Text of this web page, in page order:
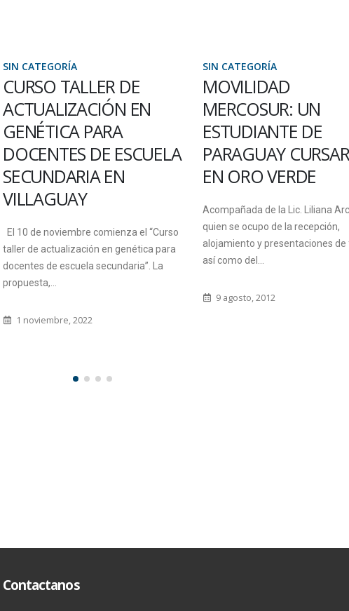
SIN CATEGORÍA
MOVILIDAD
MERCOSUR: UN
ESTUDIANTE DE
PARAGUAY CURSARÁ
EN ORO VERDE
quien se ocupo de la recepción,
alojamiento y presentaciones de forma,
así como del...
SIN CATEGORÍA
ACLARACIÓN SOBRE
LOS PLAZOS
ELECTORALES
Entradas de la Sede Oro Verde
4 octubre, 2018
Contactanos